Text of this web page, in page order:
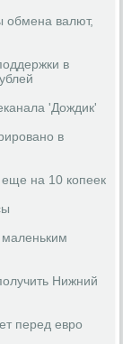
обмена валют,
в
'Дождик'
в
на 10 копеек
маленьким
Нижний
перед евро